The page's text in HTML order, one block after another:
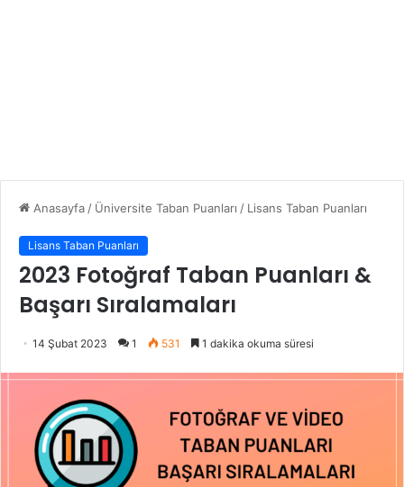
Anasayfa / Üniversite Taban Puanları / Lisans Taban Puanları
Lisans Taban Puanları
2023 Fotoğraf Taban Puanları &
Başarı Sıralamaları
14 Şubat 2023 1 531 1 dakika okuma süresi